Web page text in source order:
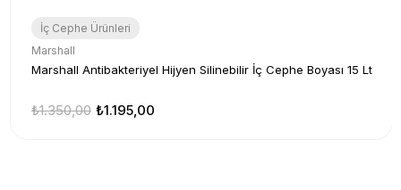
İç Cephe Ürünleri
Marshall
Marshall Antibakteriyel Hijyen Silinebilir İç Cephe Boyası 15 Lt
₺1.195,00
₺1.350,00